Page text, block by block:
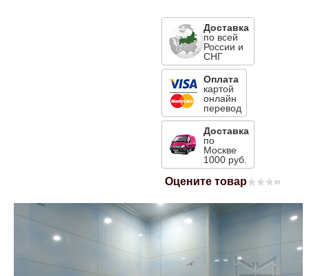
Доставка
по всей
России и
СНГ
Оплата
картой
онлайн
перевод
Доставка
по
Москве
1000 руб.
Оцените товар (0)
Suzuki